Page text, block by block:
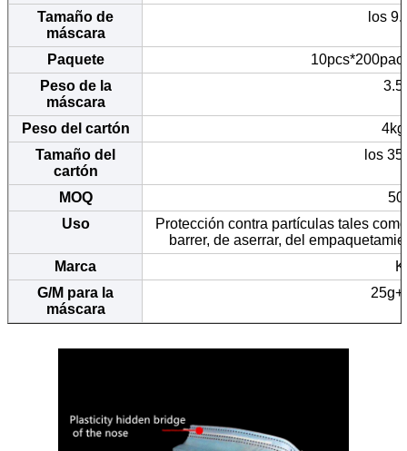
Tamaño de
máscara
los
Paquete
Peso de la
máscara
Peso del cartón
Tamaño del
cartón
los
MOQ
Uso
Protección contra partículas tales
barrer, de aserrar, del
Marca
G/M para la
máscara